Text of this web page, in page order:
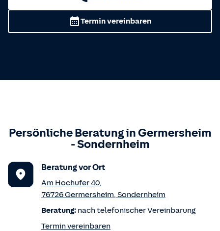
Termin vereinbaren
Persönliche Beratung inGermersheim
-Sondernheim
Beratung vor Ort
Am Hochufer 40,
76726Germersheim, Sondernheim
Beratung: nach telefonischer Vereinbarung
Termin vereinbaren